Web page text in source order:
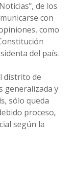
de los
con
como
del país.
distrito de
generalizada y
sólo queda
proceso,
según la